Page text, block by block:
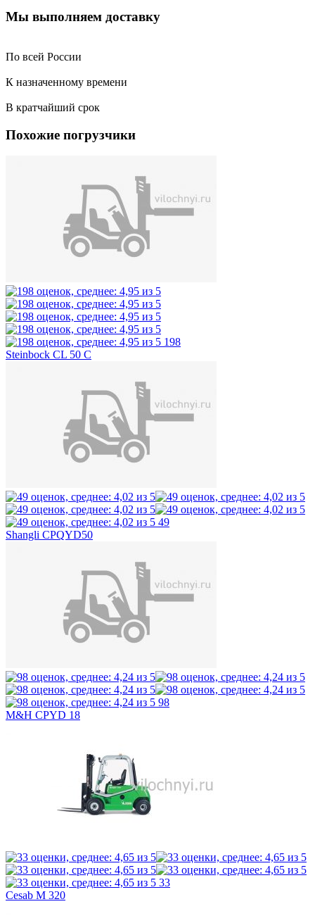
Мы выполняем доставку
По всей России
К назначенному времени
В кратчайший срок
Похожие погрузчики
198
Steinbock CL 50 C
49
Shangli CPQYD50
98
M&H CPYD 18
33
Cesab M 320